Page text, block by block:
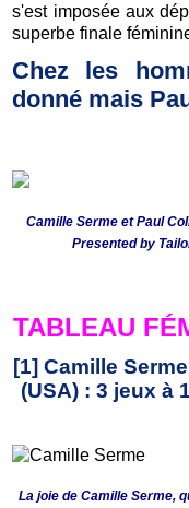
s'est imposée aux
superbe finale
Chez les
donné mais
Camille Serme et Paul
Presented by
TABLEAU
[1] Camille
(USA) : 3 jeux à
La joie de Camille Serme,